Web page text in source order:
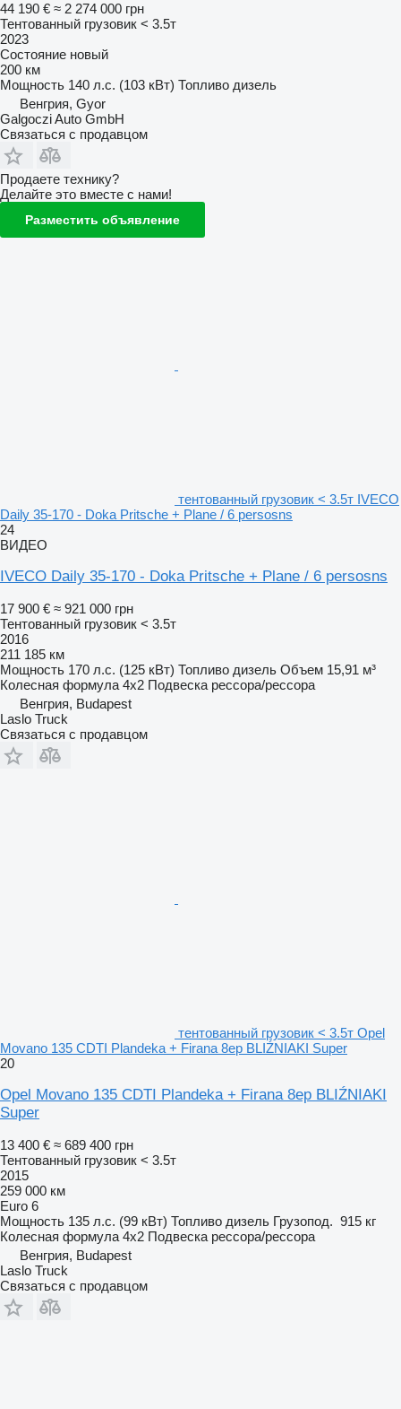
44 190 € ≈ 2 274 000 грн
Тентованный грузовик < 3.5т
2023
Состояние новый
200 км
Мощность 140 л.с. (103 кВт) Топливо дизель
Венгрия, Gyor
Galgoczi Auto GmbH
Связаться с продавцом
Продаете технику?
Делайте это вместе с нами!
Разместить объявление
тентованный грузовик < 3.5т IVECO
Daily 35-170 - Doka Pritsche + Plane / 6 persosns
24
ВИДЕО
IVECO Daily 35-170 - Doka Pritsche + Plane / 6 persosns
17 900 € ≈ 921 000 грн
Тентованный грузовик < 3.5т
2016
211 185 км
Мощность 170 л.с. (125 кВт) Топливо дизель Объем 15,91 м³
Колесная формула 4x2 Подвеска рессора/рессора
Венгрия, Budapest
Laslo Truck
Связаться с продавцом
тентованный грузовик < 3.5т Opel
Movano 135 CDTI Plandeka + Firana 8ep BLIŹNIAKI Super
20
Opel Movano 135 CDTI Plandeka + Firana 8ep BLIŹNIAKI
Super
13 400 € ≈ 689 400 грн
Тентованный грузовик < 3.5т
2015
259 000 км
Euro 6
Мощность 135 л.с. (99 кВт) Топливо дизель Грузопод. 915 кг
Колесная формула 4x2 Подвеска рессора/рессора
Венгрия, Budapest
Laslo Truck
Связаться с продавцом